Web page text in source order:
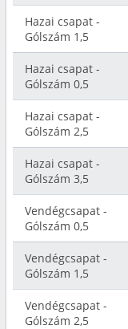
Hazai csapat -
Gólszám 1,5
Hazai csapat -
Gólszám 0,5
Hazai csapat -
Gólszám 2,5
Hazai csapat -
Gólszám 3,5
Vendégcsapat -
Gólszám 0,5
Vendégcsapat -
Gólszám 1,5
Vendégcsapat -
Gólszám 2,5